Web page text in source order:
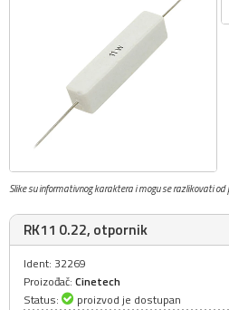
Slike su informativnog karaktera i mogu se razlikovati od
RK11 0.22, otpornik
Ident: 32269
Proizođač: Cinetech
Status:
proizvod je dostupan